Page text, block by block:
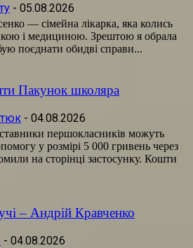
- 05.08.2026
— сімейна лікарка, яка колись
і медициною. Зрештою я обрала
поєднати обидві справи...
Пакунок школяра
- 04.08.2026
першокласників можуть
у розмірі 5 000 гривень через
на сторінці застосунку. Кошти
– Андрій Кравченко
- 04.08.2026